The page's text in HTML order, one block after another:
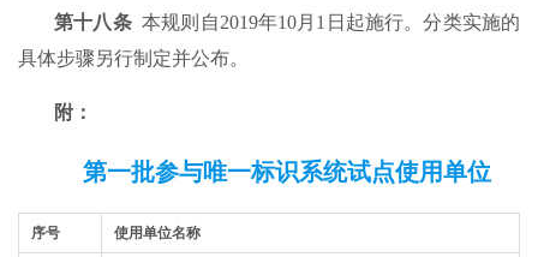
第十八条 本规则自2019年10月1日起施行。分类实施的
具体步骤另行制定并公布。
附：
第一批参与唯一标识系统试点使用单位
序号 使用单位名称